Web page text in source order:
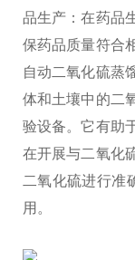
品生产：在药品
保药品质量符合
自动二氧化硫蒸
体和土壤中的二
验设备。它有助
在开展与二氧化
二氧化硫进行准
用。